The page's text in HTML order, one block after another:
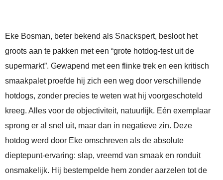
Eke Bosman, beter bekend als Snackspert, besloot het
groots aan te pakken met een “grote hotdog-test uit de
supermarkt”. Gewapend met een flinke trek en een kritisch
smaakpalet proefde hij zich een weg door verschillende
hotdogs, zonder precies te weten wat hij voorgeschoteld
kreeg. Alles voor de objectiviteit, natuurlijk. Eén exemplaar
sprong er al snel uit, maar dan in negatieve zin. Deze
hotdog werd door Eke omschreven als de absolute
dieptepunt-ervaring: slap, vreemd van smaak en ronduit
onsmakelijk. Hij bestempelde hem zonder aarzelen tot de